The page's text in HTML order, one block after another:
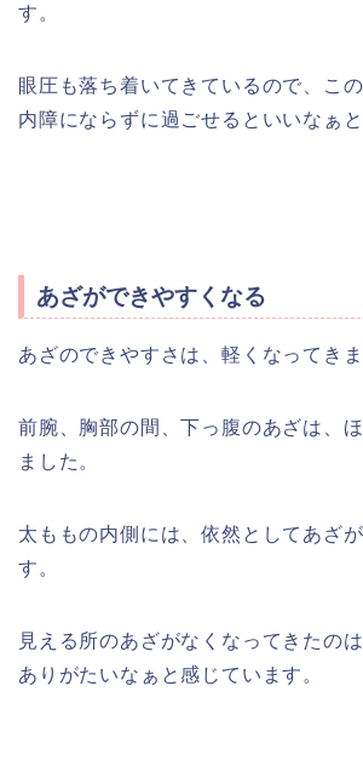
す。
眼圧も落ち着いてきているので、こ
内障にならずに過ごせるといいなぁ
あざができやすくなる
あざのできやすさは、軽くなってきま
前腕、胸部の間、下っ腹のあざは、
ました。
太ももの内側には、依然としてあざ
す。
見える所のあざがなくなってきたの
ありがたいなぁと感じています。